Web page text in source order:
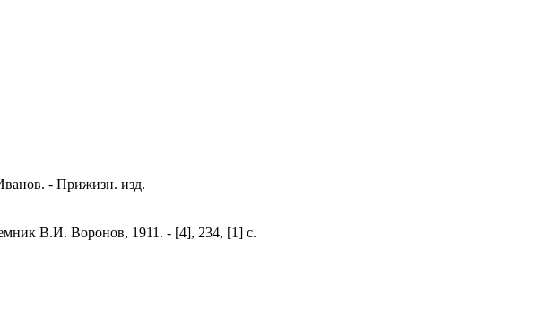
- Прижизн. изд.
В.И. Воронов, 1911. - [4], 234, [1] с.